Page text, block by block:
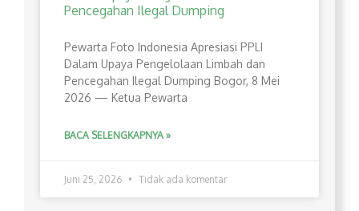
Pencegahan Ilegal Dumping
Pewarta Foto Indonesia Apresiasi PPLI
Dalam Upaya Pengelolaan Limbah dan
Pencegahan Ilegal Dumping Bogor, 8 Mei
2026 — Ketua Pewarta
BACA SELENGKAPNYA »
Juni 25, 2026 Tidak ada komentar